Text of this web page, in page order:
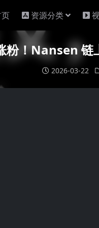
资源分类
粉！Nansen 链
2026-03-22